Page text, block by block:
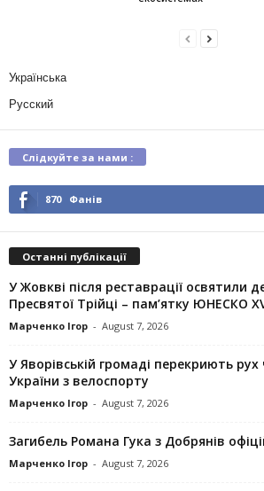
Українська
Русский
Слідкуйте за нами :
870 Фанів
Останні публікації
У Жовкві після реставрації освятили
Пресвятої Трійці – пам’ятку ЮНЕСКО
Марченко Ігор - August 7, 2026
У Яворівській громаді перекриють
України з велоспорту
Марченко Ігор - August 7, 2026
Загибель Романа Гука з Добрянів
Марченко Ігор - August 7, 2026